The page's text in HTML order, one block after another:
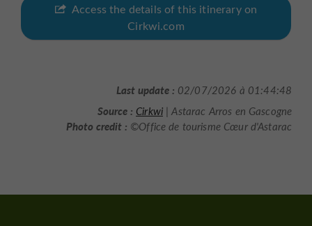
Access the details of this itinerary on
Cirkwi.com
Last update : 02/07/2026 à 01:44:48
Source : Cirkwi| Astarac Arros en Gascogne
Photo credit : ©Office de tourisme Cœur d'Astarac